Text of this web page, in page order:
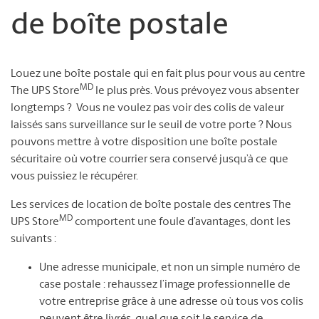
de boîte postale
Louez une boîte postale qui en fait plus pour vous au centre
The UPS StoreMD
le plus près. Vous prévoyez vous absenter
longtemps ? Vous ne voulez pas voir des colis de valeur
laissés sans surveillance sur le seuil de votre porte ? Nous
pouvons mettre à votre disposition une boîte postale
sécuritaire où votre courrier sera conservé jusqu’à ce que
vous puissiez le récupérer.
Les services de location de boîte postale des centres The
UPS StoreMD comportent une foule d’avantages, dont les
suivants :
Une adresse municipale, et non un simple numéro de
case postale : rehaussez l’image professionnelle de
votre entreprise grâce à une adresse où tous vos colis